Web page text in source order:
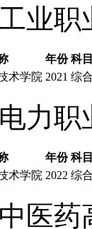
业
年份 科目
术学院 2021 综合
力
年份 科目
术学院 2022 综合
医